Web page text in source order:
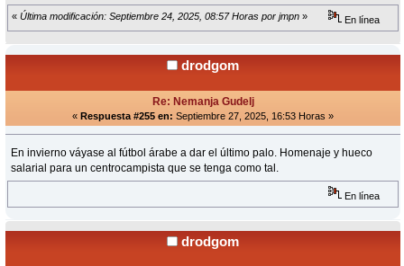
« Última modificación: Septiembre 24, 2025, 08:57 Horas por jmpn » En línea
drodgom
Re: Nemanja Gudelj
« Respuesta #255 en: Septiembre 27, 2025, 16:53 Horas »
En invierno váyase al fútbol árabe a dar el último palo. Homenaje y hueco
salarial para un centrocampista que se tenga como tal.
En línea
drodgom